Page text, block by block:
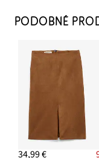
PODOBNÉ
34,99 €